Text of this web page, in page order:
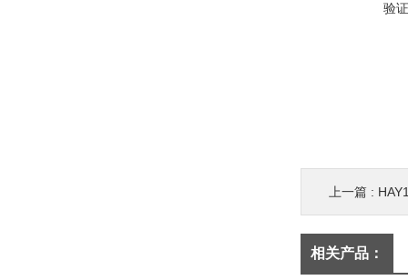
验
上一篇 :
相关产品：